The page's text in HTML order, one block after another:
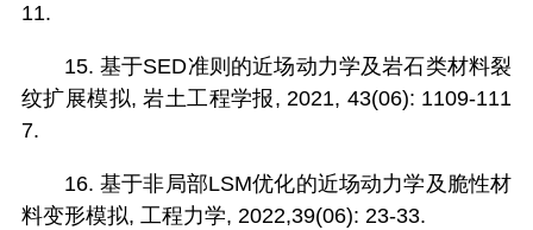
11.
15. 基于SED准则的近场动力学及岩石类材料裂
纹扩展模拟, 岩土工程学报, 2021, 43(06): 1109-111
7.
16. 基于非局部LSM优化的近场动力学及脆性材
料变形模拟, 工程力学, 2022,39(06): 23-33.